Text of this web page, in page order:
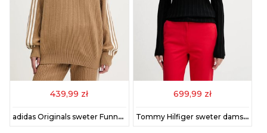
439,99 zł
adidas Originals sweter Funnel damski kolor zielony z półgolfem KS7787
699,99 zł
Tommy Hilfiger sweter damski kolor czarny lekki z półgolfem WW0WW47676